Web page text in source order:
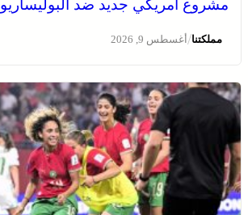
مشروع أمريكي جديد ضد البوليساريو
مملكتنا/أغسطس 9, 2026